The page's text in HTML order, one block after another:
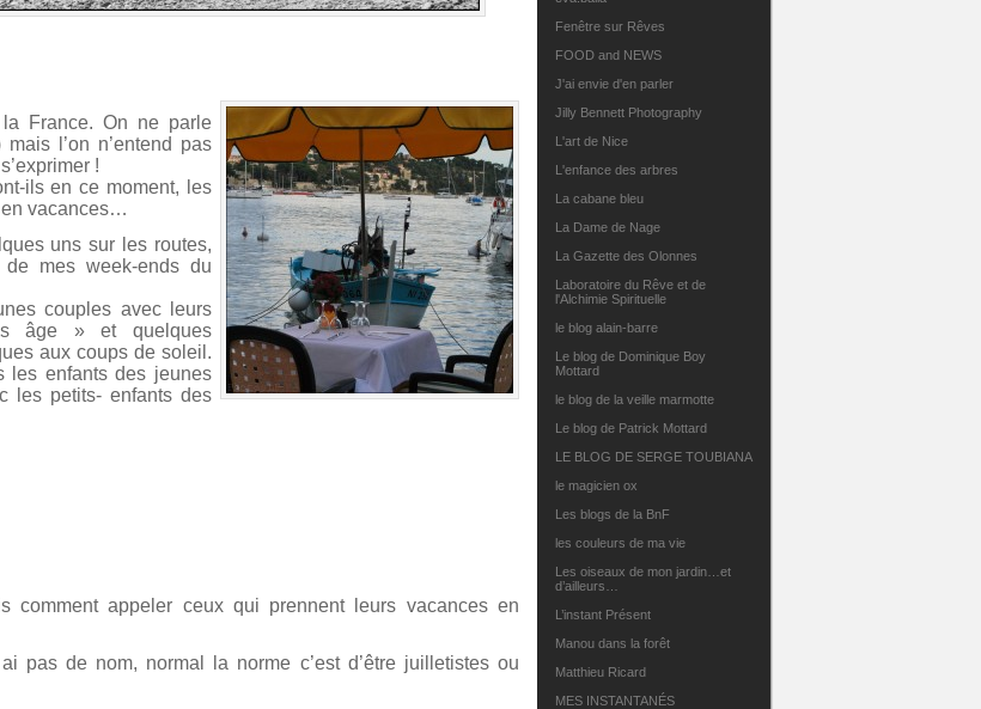
Fenêtre sur Rêves
FOOD and NEWS
J'ai envie d'en parler
Jilly Bennett Photography
L'art de Nice
L'enfance des arbres
La cabane bleu
La Dame de Nage
La Gazette des Olonnes
Laboratoire du Rêve et de
l'Alchimie Spirituelle
le blog alain-barre
Le blog de Dominique Boy
Mottard
le blog de la veille marmotte
Le blog de Patrick Mottard
LE BLOG DE SERGE TOUBIANA
le magicien ox
Les blogs de la BnF
les couleurs de ma vie
Les oiseaux de mon jardin…et
d’ailleurs…
L’instant Présent
Manou dans la forêt
Matthieu Ricard
MES INSTANTANÉS
France. On ne parle
l’on n’entend pas
!
ils en ce moment, les
en vacances…
uns sur les routes,
mes week-ends du
couples avec leurs
âge » et quelques
aux coups de soleil.
les enfants des jeunes
les petits- enfants des
comment appeler ceux qui prennent leurs vacances en
ai pas de nom, normal la norme c’est d’être juilletistes ou